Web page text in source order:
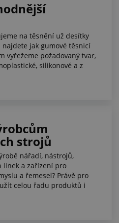
na těsnění už desítky
jak gumové těsnicí
vyřežeme požadovaný tvar,
silikonové a z
strojů
nářadí, nástrojů,
linek a zařízení pro
a řemesel? Právě pro
celou řadu produktů i